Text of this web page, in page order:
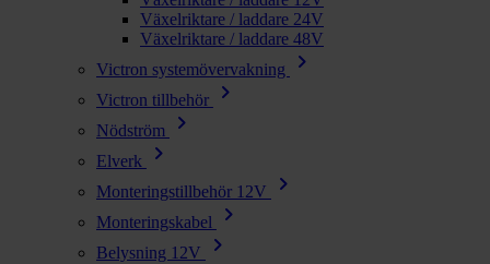
Växelriktare / laddare 24V
Växelriktare / laddare 48V
Victron systemövervakning
chevron_right
Victron tillbehör chevron_right
Nödström chevron_right
Elverk chevron_right
Monteringstillbehör 12V chevron_right
Monteringskabel chevron_right
Belysning 12V chevron_right